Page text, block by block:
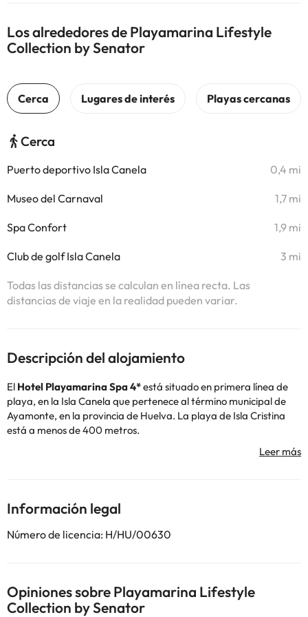
Los alrededores de Playamarina Lifestyle
Collection by Senator
Cerca
Puerto deportivo Isla Canela 0,4 mi
Museo del Carnaval 1,7 mi
Spa Confort 1,9 mi
Club de golf Isla Canela 3 mi
Todas las distancias se calculan en línea recta. Las
distancias de viaje en la realidad pueden variar.
Descripción del alojamiento
El Hotel Playamarina Spa 4*está situado en primera línea de
playa, en la Isla Canela que pertenece al término municipal de
Ayamonte, en la provincia de Huelva. La playa de Isla Cristina
está a menos de 400 metros.
El hotel cuenta con una recepción 24 horas, para que te puedan
ayudar siempre que lo necesites, conexión wifi gratuita, aire
En temporada de verano podrás disfrutar tomando el sol,
dándote un chapuzón en las piscinas exteriores y relajarte en el
jacuzzi exterior (para mayores de 15 años). Además, te podrás
acondicionado y calefacción, televisión, teléfono, caja fuerte (de
pago), mesa-escritorio y un baño totalmente equipado con
Información legal
Número de licencia: H/HU/00630
Opiniones sobre Playamarina Lifestyle
Collection by Senator